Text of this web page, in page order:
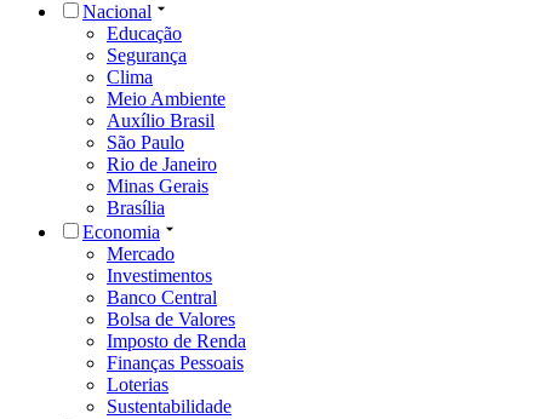
Nacional
Educação
Segurança
Clima
Meio Ambiente
Auxílio Brasil
São Paulo
Rio de Janeiro
Minas Gerais
Brasília
Economia
Mercado
Investimentos
Banco Central
Bolsa de Valores
Imposto de Renda
Finanças Pessoais
Loterias
Sustentabilidade